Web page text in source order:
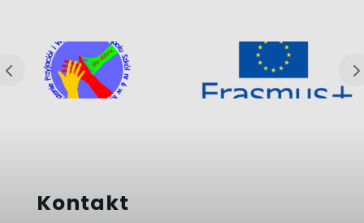
Kontakt